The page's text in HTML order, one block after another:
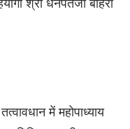
श्री धनपतजी बोहरा
में महोपाध्याय